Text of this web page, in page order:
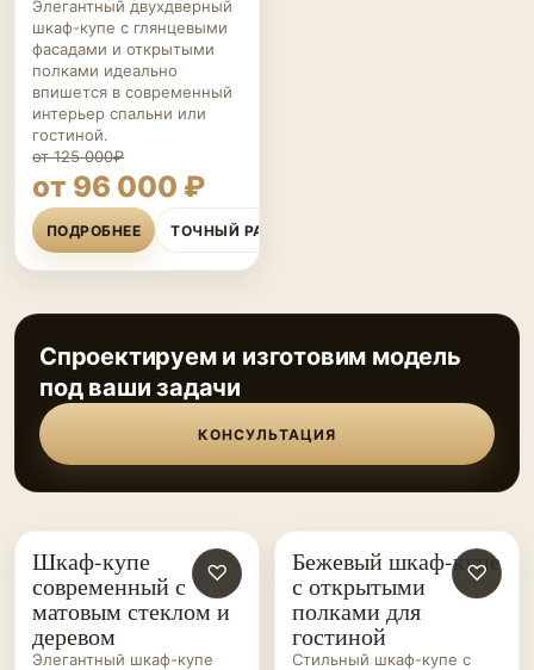
Элегантный двухдверный
шкаф-купе с глянцевыми
фасадами и открытыми
полками идеально
впишется в современный
интерьер спальни или
гостиной.
от 125 000₽
от 96 000 ₽
ПОДРОБНЕЕ ТОЧНЫЙ РАСЧЁТ
Спроектируем и изготовим модель
под ваши задачи
КОНСУЛЬТАЦИЯ
ШКАФЫ-
КУПЕ НА ЗАКАЗ
♡
Шкаф-купе
современный с
матовым стеклом и
деревом
Элегантный шкаф-купе
ШКАФЫ-
КУПЕ НА ЗАКАЗ
♡
Бежевый шкаф-купе
с открытыми
полками для
гостиной
Стильный шкаф-купе с